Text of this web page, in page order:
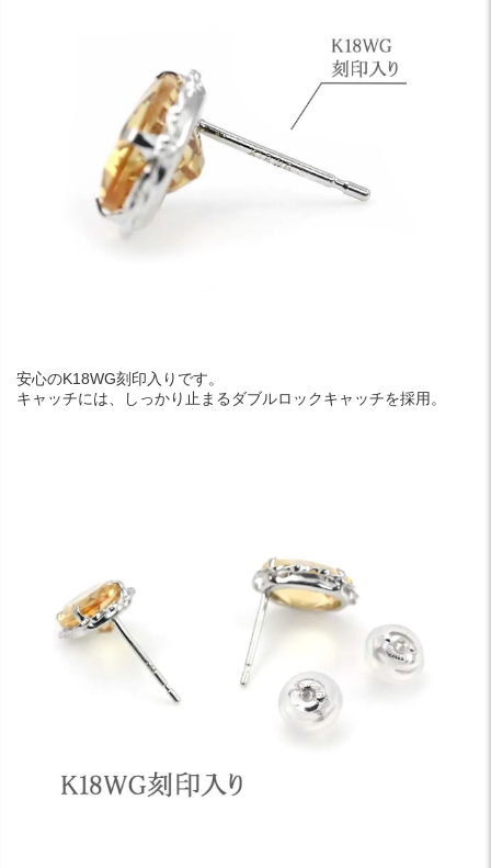
安心のK18WG刻印入りです。
キャッチには、しっかり止まるダブルロックキャッチを採用。